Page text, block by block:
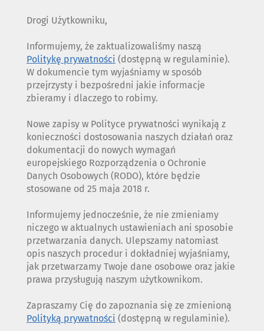
Drogi Użytkowniku,
Informujemy, że zaktualizowaliśmy naszą
Politykę prywatności (dostępną w regulaminie).
W dokumencie tym wyjaśniamy w sposób
przejrzysty i bezpośredni jakie informacje
zbieramy i dlaczego to robimy.
Nowe zapisy w Polityce prywatności wynikają z
konieczności dostosowania naszych działań oraz
dokumentacji do nowych wymagań
europejskiego Rozporządzenia o Ochronie
Danych Osobowych (RODO), które będzie
stosowane od 25 maja 2018 r.
Informujemy jednocześnie, że nie zmieniamy
niczego w aktualnych ustawieniach ani sposobie
przetwarzania danych. Ulepszamy natomiast
opis naszych procedur i dokładniej wyjaśniamy,
jak przetwarzamy Twoje dane osobowe oraz jakie
prawa przysługują naszym użytkownikom.
Zapraszamy Cię do zapoznania się ze zmienioną
Polityką prywatności (dostępną w regulaminie).